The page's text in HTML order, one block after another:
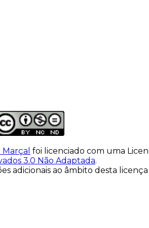
foi licenciado com uma
3.0 Não Adaptada.
adicionais ao âmbito desta